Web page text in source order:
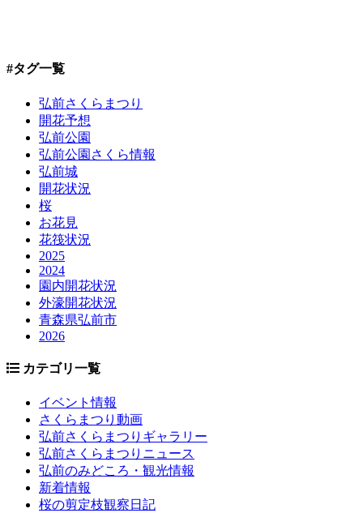
#タグ一覧
弘前さくらまつり
開花予想
弘前公園
弘前公園さくら情報
弘前城
開花状況
桜
お花見
花筏状況
2025
2024
園内開花状況
外濠開花状況
青森県弘前市
2026
カテゴリ一覧
イベント情報
さくらまつり動画
弘前さくらまつりギャラリー
弘前さくらまつりニュース
弘前のみどころ・観光情報
新着情報
桜の剪定枝観察日記